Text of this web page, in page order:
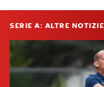
SERIE A: ALTRE NOTIZIE